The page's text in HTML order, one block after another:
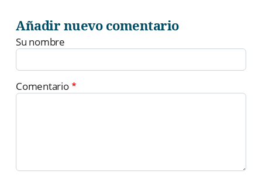
Añadir nuevo comentario
Su nombre
Comentario